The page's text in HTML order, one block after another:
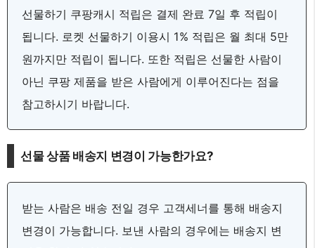
선물하기 쿠팡캐시 적립은 결제 완료 7일 후 적립이
됩니다. 로켓 선물하기 이용시 1% 적립은 월 최대 5만
원까지만 적립이 됩니다. 또한 적립은 선물한 사람이
아닌 쿠팡 제품을 받은 사람에게 이루어진다는 점을
참고하시기 바랍니다.
선물 상품 배송지 변경이 가능한가요?
받는 사람은 배송 전일 경우 고객세너를 통해 배송지
변경이 가능합니다. 보낸 사람의 경우에는 배송지 변